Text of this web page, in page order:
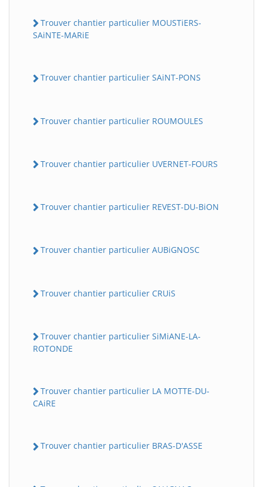
Trouver chantier particulier MOUSTiERS-
SAiNTE-MARiE
Trouver chantier particulier SAiNT-PONS
Trouver chantier particulier ROUMOULES
Trouver chantier particulier UVERNET-FOURS
Trouver chantier particulier REVEST-DU-BiON
Trouver chantier particulier AUBiGNOSC
Trouver chantier particulier CRUiS
Trouver chantier particulier SiMiANE-LA-
ROTONDE
Trouver chantier particulier LA MOTTE-DU-
CAiRE
Trouver chantier particulier BRAS-D'ASSE